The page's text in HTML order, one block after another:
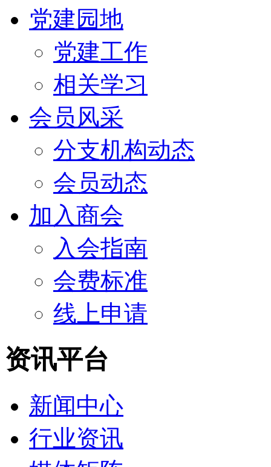
党建园地
党建工作
相关学习
会员风采
分支机构动态
会员动态
加入商会
入会指南
会费标准
线上申请
资讯平台
新闻中心
行业资讯